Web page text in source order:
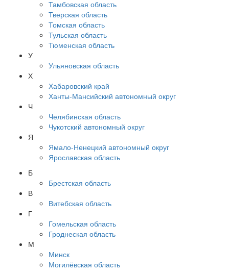
Тамбовская область
Тверская область
Томская область
Тульская область
Тюменская область
У
Ульяновская область
Х
Хабаровский край
Ханты-Мансийский автономный округ
Ч
Челябинская область
Чукотский автономный округ
Я
Ямало-Ненецкий автономный округ
Ярославская область
Б
Брестская область
В
Витебская область
Г
Гомельская область
Гроднеская область
М
Минск
Могилёвская область